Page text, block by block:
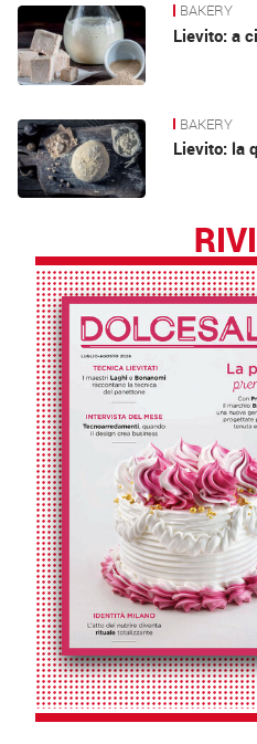
News BAKERY
Lievito: a
BAKERY
Lievito: la